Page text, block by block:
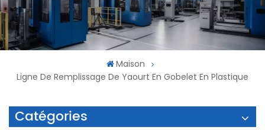
Maison
Ligne De Remplissage De Yaourt En Gobelet En Plastique
Catégories